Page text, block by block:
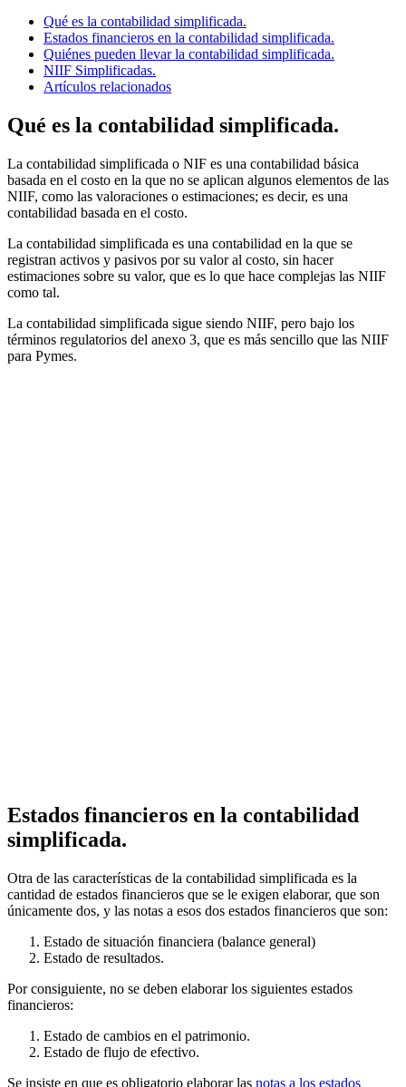
Qué es la contabilidad simplificada.
Estados financieros en la contabilidad simplificada.
Quiénes pueden llevar la contabilidad simplificada.
NIIF Simplificadas.
Artículos relacionados
Qué es la contabilidad simplificada.
La contabilidad simplificada o NIF es una contabilidad básica
basada en el costo en la que no se aplican algunos elementos de las
NIIF, como las valoraciones o estimaciones; es decir, es una
contabilidad basada en el costo.
La contabilidad simplificada es una contabilidad en la que se
registran activos y pasivos por su valor al costo, sin hacer
estimaciones sobre su valor, que es lo que hace complejas las NIIF
como tal.
La contabilidad simplificada sigue siendo NIIF, pero bajo los
términos regulatorios del anexo 3, que es más sencillo que las NIIF
para Pymes.
Estados financieros en la contabilidad
simplificada.
Otra de las características de la contabilidad simplificada es la
cantidad de estados financieros que se le exigen elaborar, que son
únicamente dos, y las notas a esos dos estados financieros que son:
Estado de situación financiera (balance general)
Estado de resultados.
Por consiguiente, no se deben elaborar los siguientes estados
financieros:
Estado de cambios en el patrimonio.
Estado de flujo de efectivo.
Se insiste en que es obligatorio elaborar las notas a los estados